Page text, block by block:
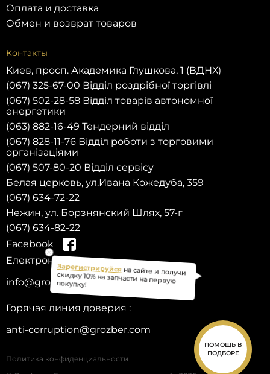
ПОМОЩЬ В
ПОДБОРЕ
Оплата и доставка
Обмен и возврат товаров
Контакты
Киев, просп. Академика Глушкова, 1 (ВДНХ)
(067) 325-67-00 Відділ роздрібної торгівлі
(067) 502-28-58 Відділ товарів автономної
енергетики
(063) 882-16-49 Тендерний відділ
(067) 828-11-76 Відділ роботи з торговими
організаціями
(067) 507-80-20 Відділ сервісу
Белая церковь, ул.Ивана Кожедуба, 359
(067) 634-72-22
Нежин, ул. Борзнянский Шлях, 57-г
(067) 634-82-22
Facebook
Електронна пошта:
info@grozber.com
Горячая линия доверия :
anti-corruption@grozber.com
Политика конфиденциальности
Зарегистрируйсяна сайте и получи
скидку 10% на запчасти на первую
покупку!